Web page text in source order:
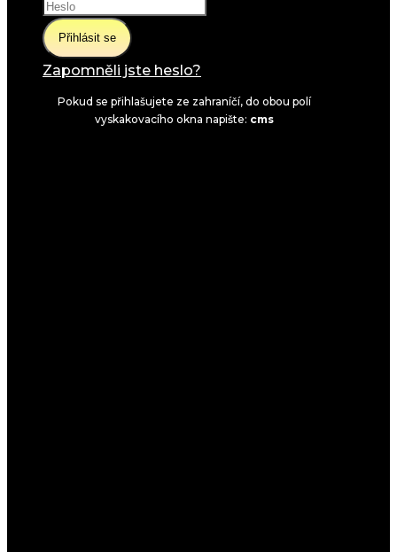
Přihlásit se
Zapomněli jste heslo?
Pokud se přihlašujete ze zahraníčí, do obou polí
vyskakovacího okna napište: cms